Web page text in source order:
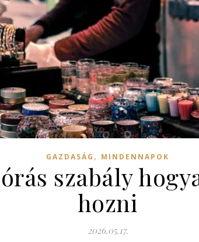
GAZDASÁG , MINDENNAPOK
szabály
hozni
2026.05.17.